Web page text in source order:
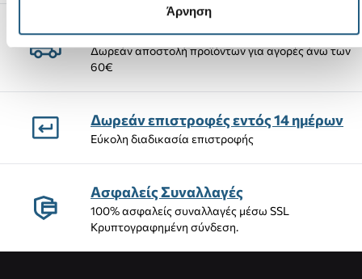
Άρνηση
Αποστολές Προϊόντων
Δωρεάν αποστολή προϊόντων για αγορές άνω των
60€
Δωρεάν επιστροφές εντός 14 ημέρων
Εύκολη διαδικασία επιστροφής
Ασφαλείς Συναλλαγές
100% ασφαλείς συναλλαγές μέσω SSL
Κρυπτογραφημένη σύνδεση.